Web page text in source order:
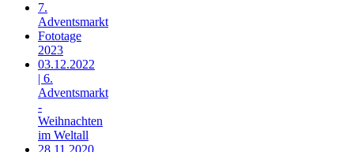
7.
Adventsmarkt
Fototage
2023
03.12.2022
| 6.
Adventsmarkt
-
Weihnachten
im Weltall
28.11.2020